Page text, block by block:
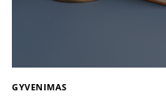
GYVENIMAS